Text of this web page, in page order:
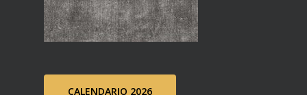
CALENDARIO 2026